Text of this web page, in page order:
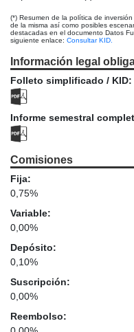
(*) Resumen de la política de
de la misma así como posibles
destacadas en el documento Datos
siguiente enlace: Consultar KID.
Información legal
Folleto simplificado / KID:
Informe semestral
Comisiones
Fija:
0,75%
Variable:
0,00%
Depósito:
0,10%
Suscripción:
0,00%
Reembolso: